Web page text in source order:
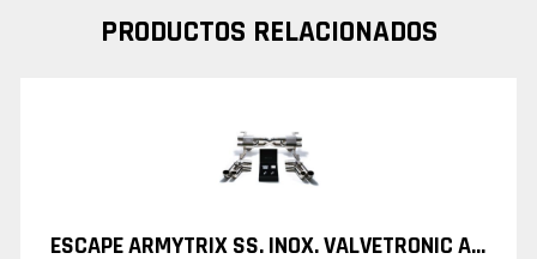
PRODUCTOS RELACIONADOS
ESCAPE ARMYTRIX SS. INOX. VALVETRONIC AUDI R8 V8